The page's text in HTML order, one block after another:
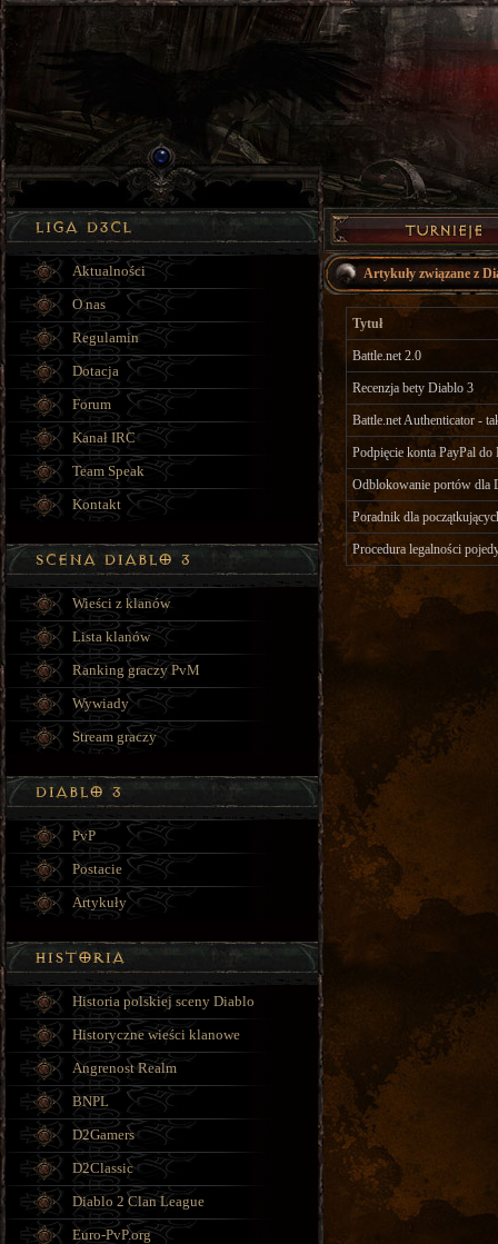
Artykuły związane z
Tytuł
Battle.net 2.0
Recenzja bety Diablo 3
Battle.net Authenticator -
Podpięcie konta PayPal do
Odblokowanie portów dla
Poradnik dla
Procedura legalności
Aktualności
O nas
Regulamin
Dotacja
Forum
Kanał IRC
Team Speak
Kontakt
Wieści z klanów
Lista klanów
Ranking graczy PvM
Wywiady
Stream graczy
PvP
Postacie
Artykuły
Historia polskiej sceny Diablo
Historyczne wieści klanowe
Angrenost Realm
BNPL
D2Gamers
D2Classic
Diablo 2 Clan League
Euro-PvP.org